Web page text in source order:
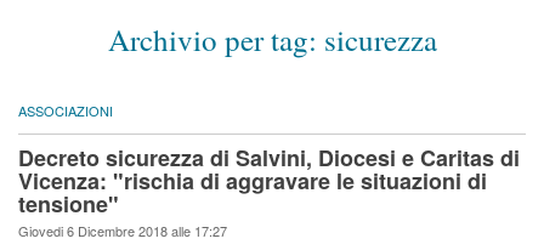
Archivio per tag: sicurezza
ASSOCIAZIONI
Decreto sicurezza di Salvini, Diocesi e Caritas di
Vicenza: "rischia di aggravare le situazioni di
tensione"
Giovedi 6 Dicembre 2018 alle 17:27